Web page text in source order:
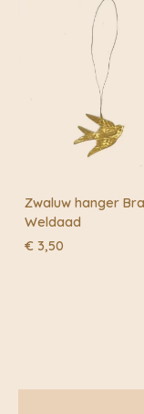
Zwaluw hanger
Weldaad
€ 3,50